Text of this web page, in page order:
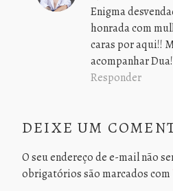
Enigma
honrada com
caras por aqui!!
acompanhar Dua!
Responder
DEIXE UM
O seu endereço de e-mail não
obrigatórios são marcados com